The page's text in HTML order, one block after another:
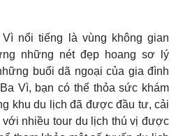
nổi tiếng là vùng không gian
những nét đẹp hoang sơ lý
buổi dã ngoại của gia đình
Vì, bạn có thể thỏa sức khám
khu du lịch đã được đầu tư, cải
với nhiều tour du lịch thú vị được